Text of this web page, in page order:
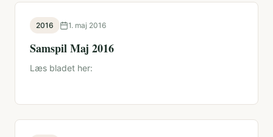
2016 1. maj 2016
Samspil Maj 2016
Læs bladet her: